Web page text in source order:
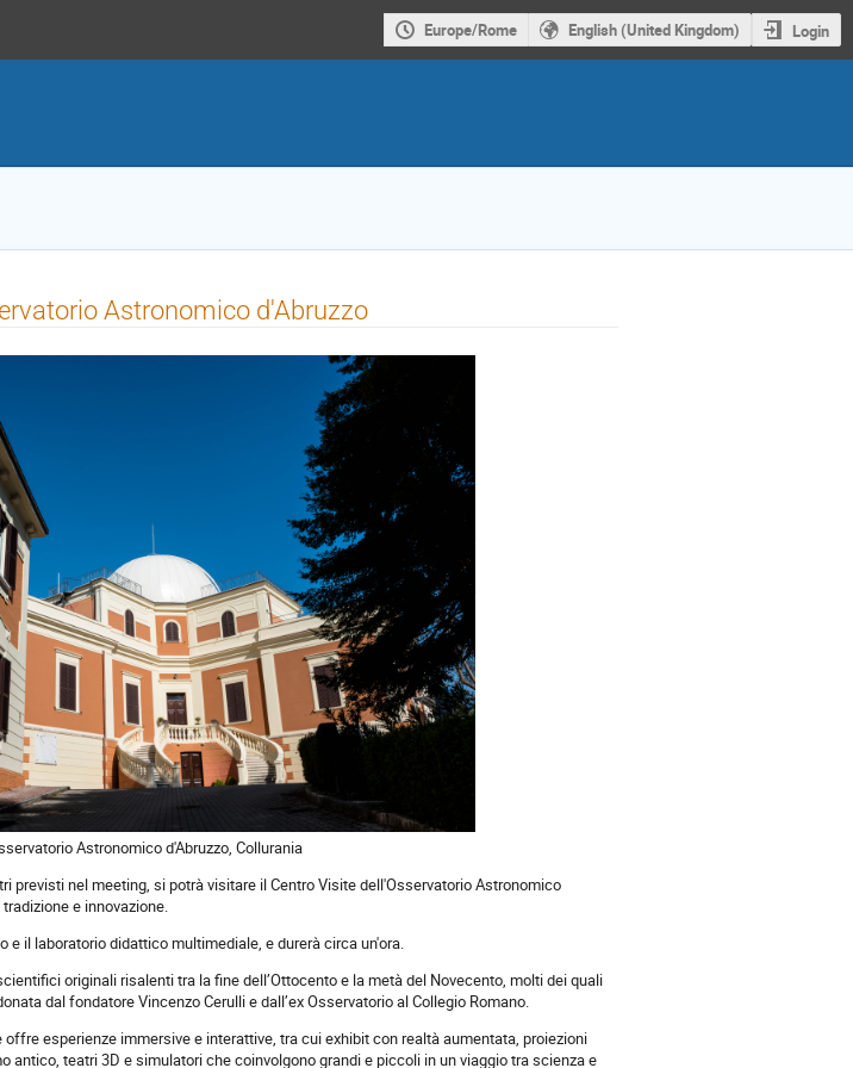
Europe/Rome English (United Kingdom) Login
Astronomico d'Abruzzo
Astronomico d'Abruzzo, Collurania
previsti nel meeting, si potrà visitare il Centro Visite dell'Osservatorio Astronomico
e innovazione.
e il laboratorio didattico multimediale, e durerà circa un'ora.
originali risalenti tra la fine dell’Ottocento e la metà del Novecento, molti dei quali
dal fondatore Vincenzo Cerulli e dall’ex Osservatorio al Collegio Romano.
esperienze immersive e interattive, tra cui exhibit con realtà aumentata, proiezioni
antico, teatri 3D e simulatori che coinvolgono grandi e piccoli in un viaggio tra scienza e